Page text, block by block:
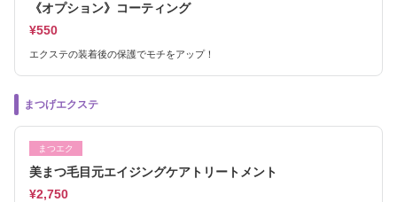
《オプション》コーティング
¥550
エクステの装着後の保護でモチをアップ！
まつげエクステ
まつエク
美まつ毛目元エイジングケアトリートメント
¥2,750